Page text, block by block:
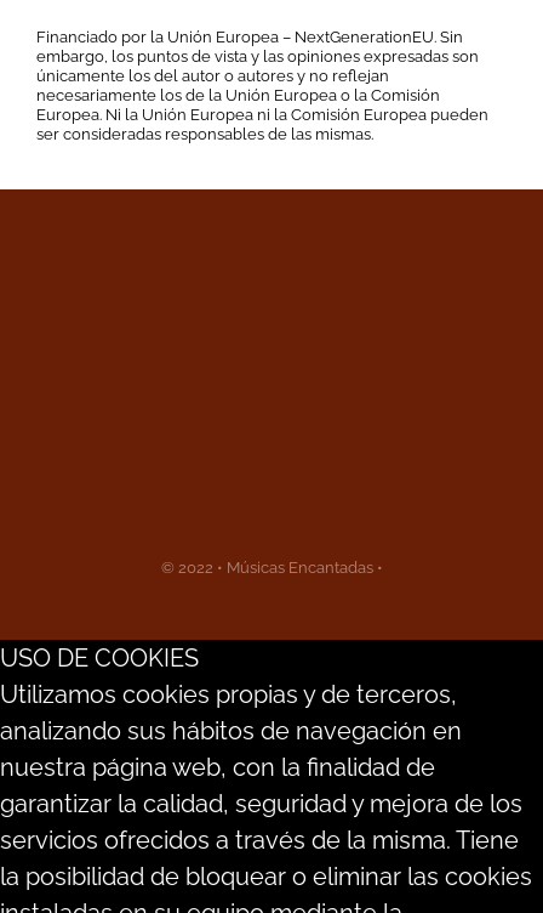
Financiado por la Unión Europea – NextGenerationEU. Sin
embargo, los puntos de vista y las opiniones expresadas son
únicamente los del autor o autores y no reflejan
necesariamente los de la Unión Europea o la Comisión
Europea. Ni la Unión Europea ni la Comisión Europea pueden
ser consideradas responsables de las mismas.
© 2022 • Músicas Encantadas •
USO DE COOKIES
Utilizamos cookies propias y de terceros,
analizando sus hábitos de navegación en
nuestra página web, con la finalidad de
garantizar la calidad, seguridad y mejora de los
servicios ofrecidos a través de la misma. Tiene
la posibilidad de bloquear o eliminar las cookies